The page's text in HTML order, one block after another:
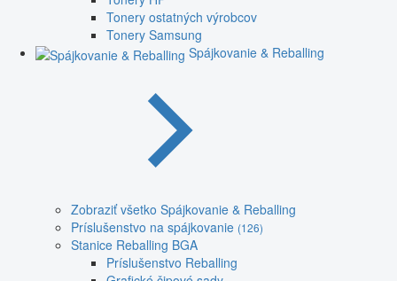
Tonery ostatných výrobcov
Tonery Samsung
Spájkovanie & Reballing
Zobraziť všetko Spájkovanie & Reballing
Príslušenstvo na spájkovanie (126)
Stanice Reballing BGA
Príslušenstvo Reballing